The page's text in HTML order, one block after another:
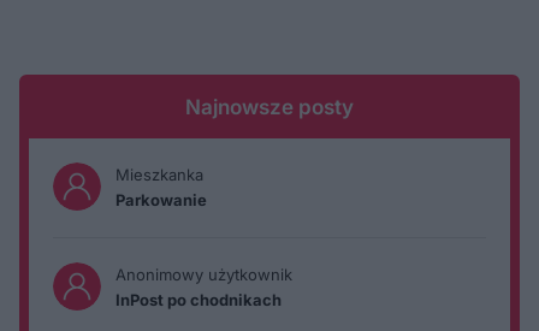
Najnowsze posty
Mieszkanka
Parkowanie
Anonimowy użytkownik
InPost po chodnikach